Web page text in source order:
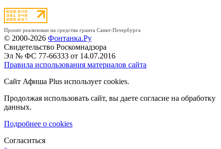
Проект реализован на средства гранта Санкт-Петербурга
© 2000-2026 Фонтанка.Ру
Свидетельство Роскомнадзора
Эл № ФС 77-66333 от 14.07.2016
Правила использования материалов сайта
Сайт Афиша Plus использует cookies.
Продолжая использовать сайт, вы даете согласие на обработку
данных.
Подробнее о cookies
Согласиться